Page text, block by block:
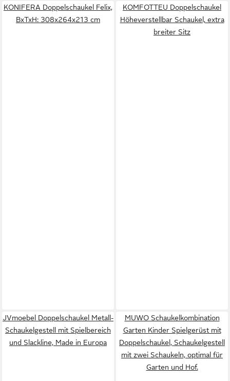
KONIFERA Doppelschaukel Felix,
BxTxH: 308x264x213 cm
KOMFOTTEU Doppelschaukel
Höheverstellbar Schaukel, extra
breiter Sitz
JVmoebel Doppelschaukel Metall-
Schaukelgestell mit Spielbereich
und Slackline, Made in Europa
MUWO Schaukelkombination
Garten Kinder Spielgerüst mit
Doppelschaukel, Schaukelgestell
mit zwei Schaukeln, optimal für
Garten und Hof.